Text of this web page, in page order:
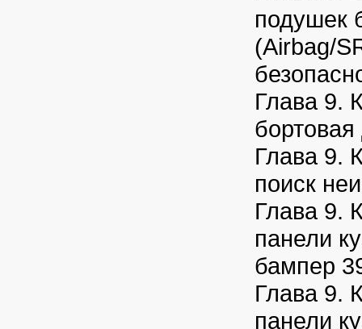
подушек
(Airbag/
Глава 9.
бортовая
Глава 9.
поиск
Глава 9.
панели
бампер
Глава 9.
панели